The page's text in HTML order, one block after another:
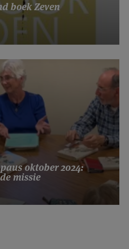
boek Zeven
oktober 2024:
missie